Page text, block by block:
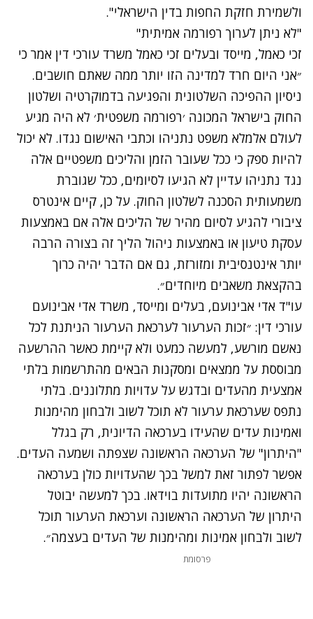
ולשמירת חזקת החפות בדין הישראלי".
"לא ניתן לערוך רפורמה אמיתית"
זכי כאמל, מייסד ובעלים זכי כאמל משרד עורכי דין אמר כי
״אני היום חרד למדינה הזו יותר ממה שאתם חושבים.
ניסיון ההפיכה השלטונית והפגיעה בדמוקרטיה ושלטון
החוק בישראל המכונה ׳רפורמה משפטית׳ לא היה מגיע
לעולם אלמלא משפט נתניהו וכתבי האישום נגדו. לא יכול
להיות ספק כי ככל שעובר הזמן והליכים משפטיים אלה
נגד נתניהו עדיין לא הגיעו לסיומים, ככל שגוברת
משמעותית הסכנה לשלטון החוק. על כן, קיים אינטרס
ציבורי להגיע לסיום מהיר של הליכים אלה אם באמצעות
עסקת טיעון או באמצעות ניהול הליך זה בצורה הרבה
יותר אינטנסיבית ומזורזת, גם אם הדבר יהיה כרוך
בהקצאת משאבים מיוחדים״.
עו"ד אדי אבינועם, בעלים ומייסד, משרד אדי אבינועם
עורכי דין: ״זכות הערעור לערכאת הערעור הניתנת לכל
נאשם מורשע, למעשה כמעט ולא קיימת כאשר ההרשעה
מבוססת על ממצאים ומסקנות הבאים מהתרשמות בלתי
אמצעית מהעדים ובדגש על עדויות מתלוננים. בלתי
נתפס שערכאת ערעור לא תוכל לשוב ולבחון מהימנות
ואמינות עדים שהעידו בערכאה הדיונית, רק בגלל
"היתרון" של הערכאה הראשונה שצפתה ושמעה העדים.
אפשר לפתור זאת למשל בכך שהעדויות כולן בערכאה
הראשונה יהיו מתועדות בוידאו. בכך למעשה יבוטל
היתרון של הערכאה הראשונה וערכאת הערעור תוכל
לשוב ולבחון אמינות ומהימנות של העדים בעצמה״.
פרסומת